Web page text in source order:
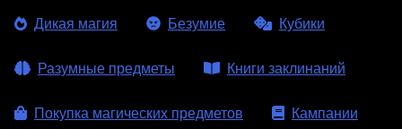
Дикая магия Безумие Кубики
Разумные предметы Книги заклинаний
Покупка магических предметов Кампании